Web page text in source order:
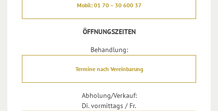
Mobil: 01 70 – 30 600 37
ÖFFNUNGSZEITEN
Behandlung:
Termine nach Vereinbarung
Abholung/Verkauf:
Di. vormittags / Fr.